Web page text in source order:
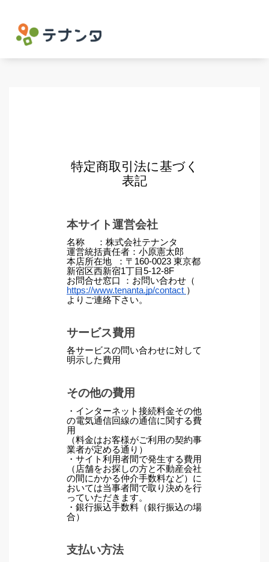
特定商取引法に基づく
表記
本サイト運営会社
名称 ：株式会社テナンタ
運営統括責任者：小原憲太郎
本店所在地 ：〒160-0023 東京都
新宿区西新宿1丁目5-12-8F
お問合せ窓口 ：お問い合わせ（
https://www.tenanta.jp/contact ）
よりご連絡下さい。
サービス費用
各サービスの問い合わせに対して
明示した費用
その他の費用
・インターネット接続料金その他
の電気通信回線の通信に関する費
用
（料金はお客様がご利用の契約事
業者が定める通り）
・サイト利用者間で発生する費用
（店舗をお探しの方と不動産会社
の間にかかる仲介手数料など）に
おいては当事者間で取り決めを行
っていただきます。
・銀行振込手数料（銀行振込の場
合）
支払い方法